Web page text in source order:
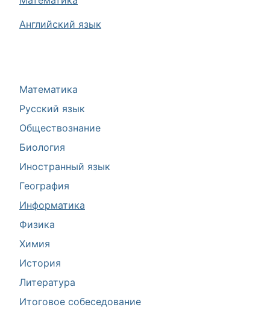
Математика
Русский язык
Обществознание
Биология
Иностранный язык
География
Информатика
Физика
Химия
История
Литература
Итоговое собеседование
Английский язык